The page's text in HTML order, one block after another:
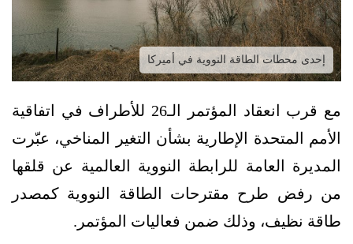
إحدى محطات الطاقة النووية في أميركا
مع قرب انعقاد المؤتمر الـ26 للأطراف في اتفاقية
الأمم المتحدة الإطارية بشأن التغير المناخي، عبّرت
المديرة العامة للرابطة النووية العالمية عن قلقها
من رفض طرح مقترحات الطاقة النووية كمصدر
طاقة نظيف، وذلك ضمن فعاليات المؤتمر.